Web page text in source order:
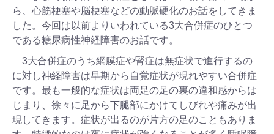
ら、心筋梗塞や脳梗塞などの動脈硬化のお話をしてきま
した。今回は以前よりいわれている3大合併症のひとつ
である糖尿病性神経障害のお話です。
3大合併症のうち網膜症や腎症は無症状で進行するの
に対し神経障害は早期から自覚症状が現れやすい合併症
です。最も一般的な症状は両足の足の裏の違和感からは
じまり、徐々に足から下腿部にかけてしびれや痛みが出
現してきます。症状が出るのが片方の足のこともありま